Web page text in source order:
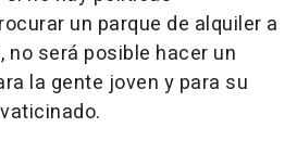
un parque de alquiler a
será posible hacer un
la gente joven y para su